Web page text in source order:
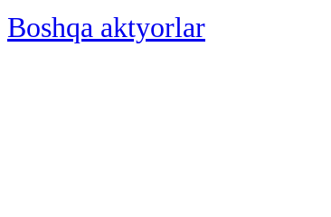
Boshqa aktyorlar